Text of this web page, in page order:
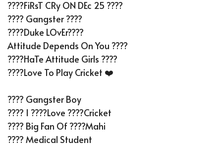
????FiRsT CRy ON DEc 25 ????
???? Gangster ????
????Duke LOvEr????
Attitude Depends On You ????
????HaTe Attitude Girls ????
????Love To Play Cricket ❤️
???? Gangster Boy
???? I ????love ????cricket
???? Big Fan Of ????Mahi
???? Medical Student